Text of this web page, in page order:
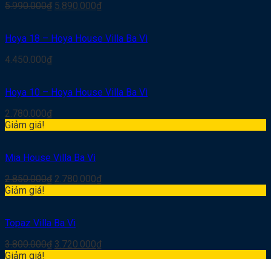
5.990.000₫ 5.890.000₫
Hoya 18 – Hoya House Villa Ba Vì
4.450.000₫
Hoya 10 – Hoya House Villa Ba Vì
2.780.000₫
Giảm giá!
Mia House Villa Ba Vì
2.850.000₫ 2.780.000₫
Giảm giá!
Topaz Villa Ba Vì
3.800.000₫ 3.720.000₫
Giảm giá!